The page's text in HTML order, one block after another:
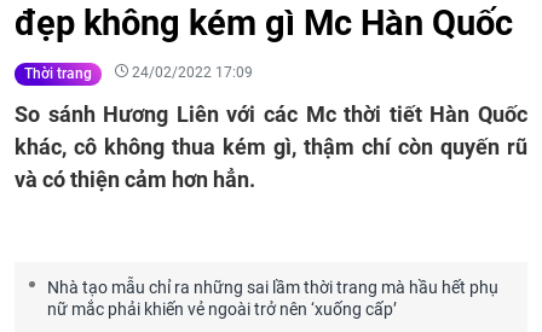
đẹp không kém gì Mc Hàn Quốc
Thời trang 24/02/2022 17:09
So sánh Hương Liên với các Mc thời tiết Hàn Quốc
khác, cô không thua kém gì, thậm chí còn quyến rũ
và có thiện cảm hơn hẳn.
Nhà tạo mẫu chỉ ra những sai lầm thời trang mà hầu hết phụ
nữ mắc phải khiến vẻ ngoài trở nên ‘xuống cấp’